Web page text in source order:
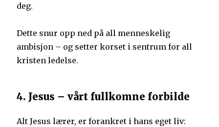
deg.
Dette snur opp ned på all menneskelig
ambisjon – og setter korset i sentrum for all
kristen ledelse.
4. Jesus – vårt fullkomne forbilde
Alt Jesus lærer, er forankret i hans eget liv: